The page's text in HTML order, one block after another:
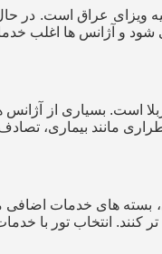
ویزای عراق است. در
و آژانس‌ ها اغلب
است. بسیاری از آژانس‌
مانند بیماری،
های خدمات اضافی
کنند. انتخاب تور با